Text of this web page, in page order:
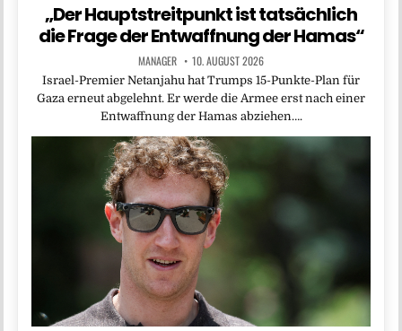
„Der Hauptstreitpunkt ist tatsächlich
die Frage der Entwaffnung der Hamas“
MANAGER 10. AUGUST 2026
Israel-Premier Netanjahu hat Trumps 15-Punkte-Plan für
Gaza erneut abgelehnt. Er werde die Armee erst nach einer
Entwaffnung der Hamas abziehen….